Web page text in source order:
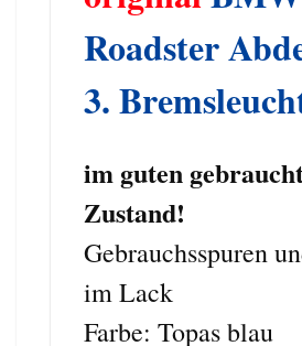
Roadster
3.
im guten
Zustand!
Gebrauchsspuren
im Lack
Farbe: Topas blau